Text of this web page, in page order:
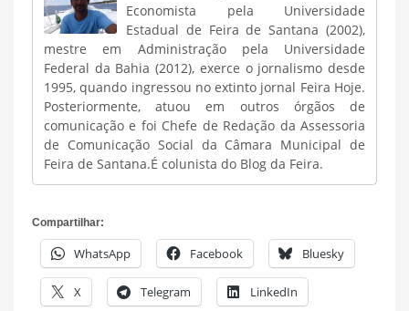
Economista pela Universidade
Estadual de Feira de Santana (2002),
mestre em Administração pela Universidade
Federal da Bahia (2012), exerce o jornalismo desde
1995, quando ingressou no extinto jornal Feira Hoje.
Posteriormente, atuou em outros órgãos de
comunicação e foi Chefe de Redação da Assessoria
de Comunicação Social da Câmara Municipal de
Feira de Santana.É colunista do Blog da Feira.
Compartilhar:
WhatsApp Facebook Bluesky
X Telegram LinkedIn